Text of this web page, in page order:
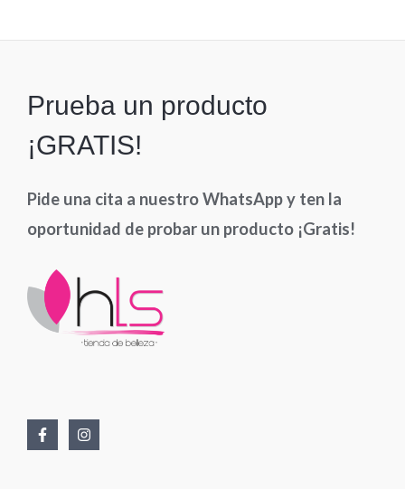
Prueba un producto
¡GRATIS!
Pide una cita a nuestro WhatsApp y ten la
oportunidad de probar un producto ¡Gratis!